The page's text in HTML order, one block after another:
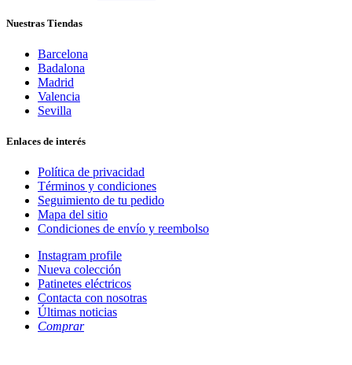
Nuestras Tiendas
Barcelona
Badalona
Madrid
Valencia
Sevilla
Enlaces de interés
Política de privacidad
Términos y condiciones
Seguimiento de tu pedido
Mapa del sitio
Condiciones de envío y reembolso
Instagram profile
Nueva colección
Patinetes eléctricos
Contacta con nosotras
Últimas noticias
Comprar